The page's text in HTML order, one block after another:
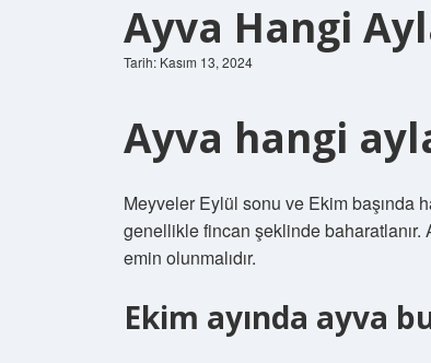
Ayva Hangi
Tarih: Kasım 13, 2024
Ayva hangi
Meyveler Eylül sonu ve Ekim başında
genellikle fincan şeklinde baharatlanır.
emin olunmalıdır.
Ekim ayında ayva